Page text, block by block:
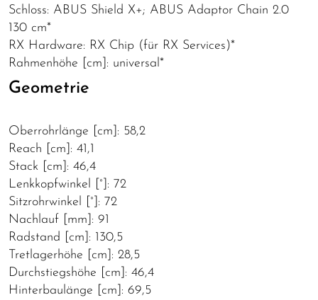
Schloss: ABUS Shield X+; ABUS Adaptor Chain 2.0
130 cm*
RX Hardware: RX Chip (für RX Services)*
Rahmenhöhe [cm]: universal*
Geometrie
Oberrohrlänge [cm]: 58,2
Reach [cm]: 41,1
Stack [cm]: 46,4
Lenkkopfwinkel [°]: 72
Sitzrohrwinkel [°]: 72
Nachlauf [mm]: 91
Radstand [cm]: 130,5
Tretlagerhöhe [cm]: 28,5
Durchstiegshöhe [cm]: 46,4
Hinterbaulänge [cm]: 69,5